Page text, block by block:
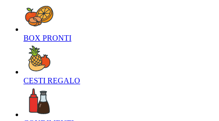
BOX PRONTI‎
CESTI REGALO‎